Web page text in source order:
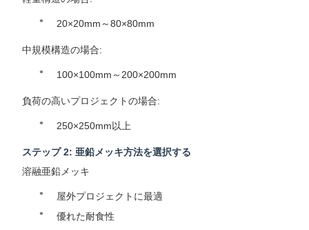
20×20mm～80×80mm
中規模構造の場合:
100×100mm～200×200mm
負荷の高いプロジェクトの場合:
250×250mm以上
ステップ 2: 亜鉛メッキ方法を選択する
溶融亜鉛メッキ
屋外プロジェクトに最適
優れた耐食性